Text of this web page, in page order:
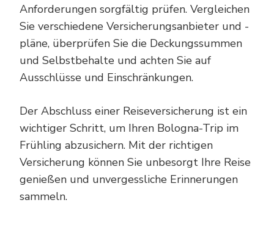
Anforderungen sorgfältig prüfen. Vergleichen
Sie verschiedene Versicherungsanbieter und -
pläne, überprüfen Sie die Deckungssummen
und Selbstbehalte und achten Sie auf
Ausschlüsse und Einschränkungen.
Der Abschluss einer Reiseversicherung ist ein
wichtiger Schritt, um Ihren Bologna-Trip im
Frühling abzusichern. Mit der richtigen
Versicherung können Sie unbesorgt Ihre Reise
genießen und unvergessliche Erinnerungen
sammeln.